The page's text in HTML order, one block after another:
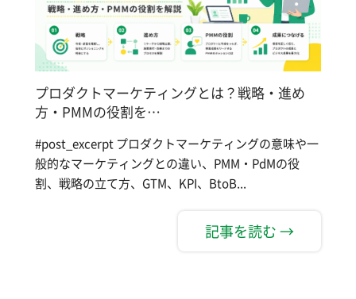
プロダクトマーケティングとは？戦略・進め
方・PMMの役割を…
#post_excerpt プロダクトマーケティングの意味や一
般的なマーケティングとの違い、PMM・PdMの役
割、戦略の立て方、GTM、KPI、BtoB...
記事を読む →